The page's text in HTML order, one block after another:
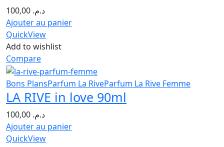
د.م.
Ajouter au panier
QuickView
Add to wishlist
Compare
Bons PlansParfum La RiveParfum La Rive Femme
LA RIVE in love 90ml
د.م.
Ajouter au panier
QuickView